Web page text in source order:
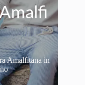
Amalfitana in